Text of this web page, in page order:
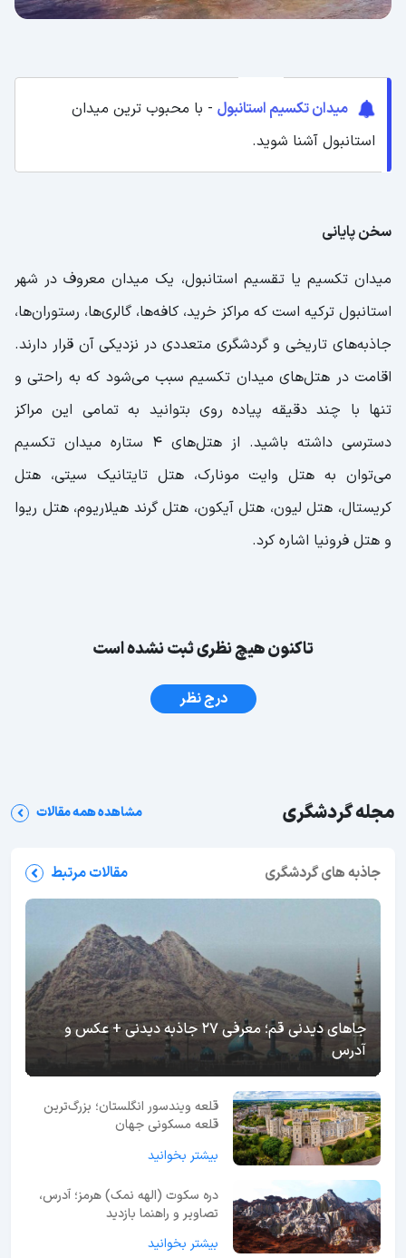
میدان تکسیم استانبول - با محبوب ترین میدان
استانبول آشنا شوید.
سخن پایانی
میدان تکسیم یا تقسیم استانبول، یک میدان معروف در شهر
استانبول ترکیه است که مراکز خرید، کافه‌ها، گالری‌ها، رستوران‌ها،
جاذبه‌های تاریخی و گردشگری متعددی در نزدیکی آن قرار دارند.
اقامت در هتل‌های میدان تکسیم سبب می‌شود که به راحتی و
تنها با چند دقیقه پیاده روی بتوانید به تمامی این مراکز
دسترسی داشته باشید. از هتل‌های 4 ستاره میدان تکسیم
می‌توان به هتل وایت مونارک، هتل تایتانیک سیتی، هتل
کریستال، هتل لیون، هتل آیکون، هتل گرند هیلاریوم، هتل ریوا
و هتل فرونیا اشاره کرد.
تاکنون هیچ نظری ثبت نشده است
درج نظر
مجله گردشگری مشاهده همه مقالات
جاذبه های گردشگری مقالات مرتبط
جاهای دیدنی قم؛ معرفی 27 جاذبه دیدنی + عکس و
آدرس
قلعه ویندسور انگلستان؛ بزرگ‌ترین
قلعه مسکونی جهان
بیشتر بخوانید
دره سکوت (الهه نمک) هرمز؛ آدرس،
تصاویر و راهنما بازدید
بیشتر بخوانید